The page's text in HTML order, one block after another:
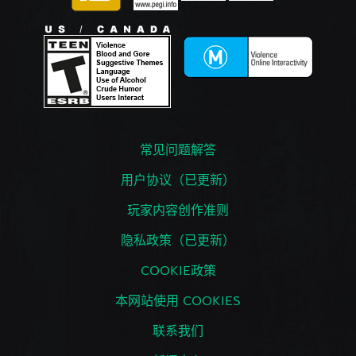
常见问题解答
用户协议（已更新）
玩家内容创作准则
隐私政策（已更新）
COOKIE政策
本网站使用 COOKIES
联系我们